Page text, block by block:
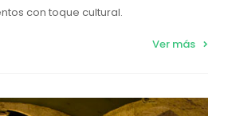
con toque cultural.
Ver más